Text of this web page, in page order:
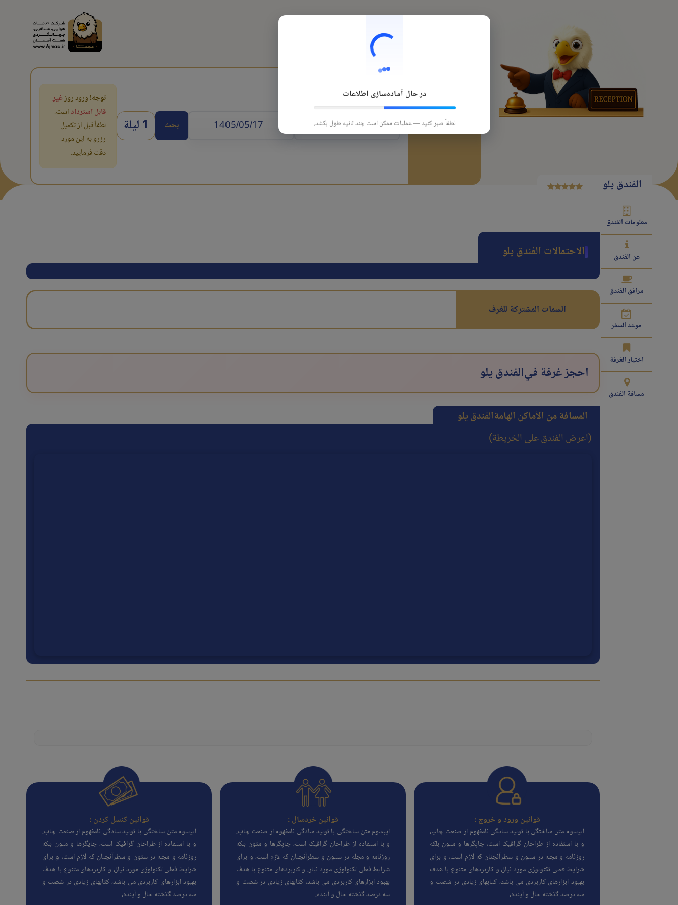
تورهای داخلی
تاريخ الوصول بحث 1 ليلة
توجه!ورود روزغیر
قابل استرداداست.
لطفاً قبل از تکمیل
رزرو به این مورد
دقت فرمایید.
در حال آماده‌سازی اطلاعات
لطفاً صبر کنید — عملیات ممکن است چند ثانیه طول بکشد.
الفندق یلو
معلومات الفندق
عن الفندق
مرافق الفندق
موعد السفر
اختيار الغرفة
مسافة الفندق
الاحتمالات الفندق یلو
السمات المشتركة للغرف
احجز غرفة فيالفندق یلو
المسافة من الأماكن الهامةالفندق یلو
(اعرض الفندق على الخريطة)
قوانین ورود و خروج :
ایپسوم متن ساختگی با تولید سادگی نامفهوم از صنعت چاپ،
و با استفاده از طراحان گرافیک است، چاپگرها و متون بلکه
روزنامه و مجله در ستون و سطرآنچنان که لازم است، و برای
شرایط فعلی تکنولوژی مورد نیاز، و کاربردهای متنوع با هدف
بهبود ابزارهای کاربردی می باشد، کتابهای زیادی در شصت و
سه درصد گذشته حال و آینده،
قوانین خردسال :
ایپسوم متن ساختگی با تولید سادگی نامفهوم از صنعت چاپ،
و با استفاده از طراحان گرافیک است، چاپگرها و متون بلکه
روزنامه و مجله در ستون و سطرآنچنان که لازم است، و برای
شرایط فعلی تکنولوژی مورد نیاز، و کاربردهای متنوع با هدف
بهبود ابزارهای کاربردی می باشد، کتابهای زیادی در شصت و
سه درصد گذشته حال و آینده،
قوانین کنسل کردن :
ایپسوم متن ساختگی با تولید سادگی نامفهوم از صنعت چاپ،
و با استفاده از طراحان گرافیک است، چاپگرها و متون بلکه
روزنامه و مجله در ستون و سطرآنچنان که لازم است، و برای
شرایط فعلی تکنولوژی مورد نیاز، و کاربردهای متنوع با هدف
بهبود ابزارهای کاربردی می باشد، کتابهای زیادی در شصت و
سه درصد گذشته حال و آینده،